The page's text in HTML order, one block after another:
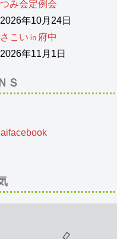
み会定例会
年10月24日
こい㏌府中
年11月1日
Ｓ